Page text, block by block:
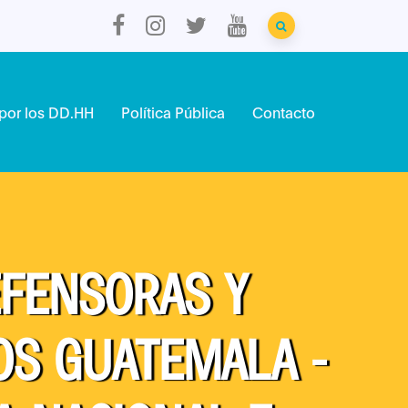
los DD.HH Política Pública Contacto
Y
GUATEMALA -